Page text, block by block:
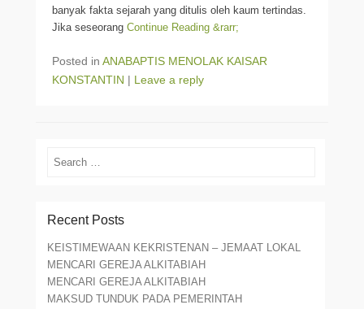
banyak fakta sejarah yang ditulis oleh kaum tertindas.
Jika seseorang Continue Reading &rarr;
Posted in ANABAPTIS MENOLAK KAISAR
KONSTANTIN | Leave a reply
Search
Recent Posts
KEISTIMEWAAN KEKRISTENAN – JEMAAT LOKAL
MENCARI GEREJA ALKITABIAH
MENCARI GEREJA ALKITABIAH
MAKSUD TUNDUK PADA PEMERINTAH